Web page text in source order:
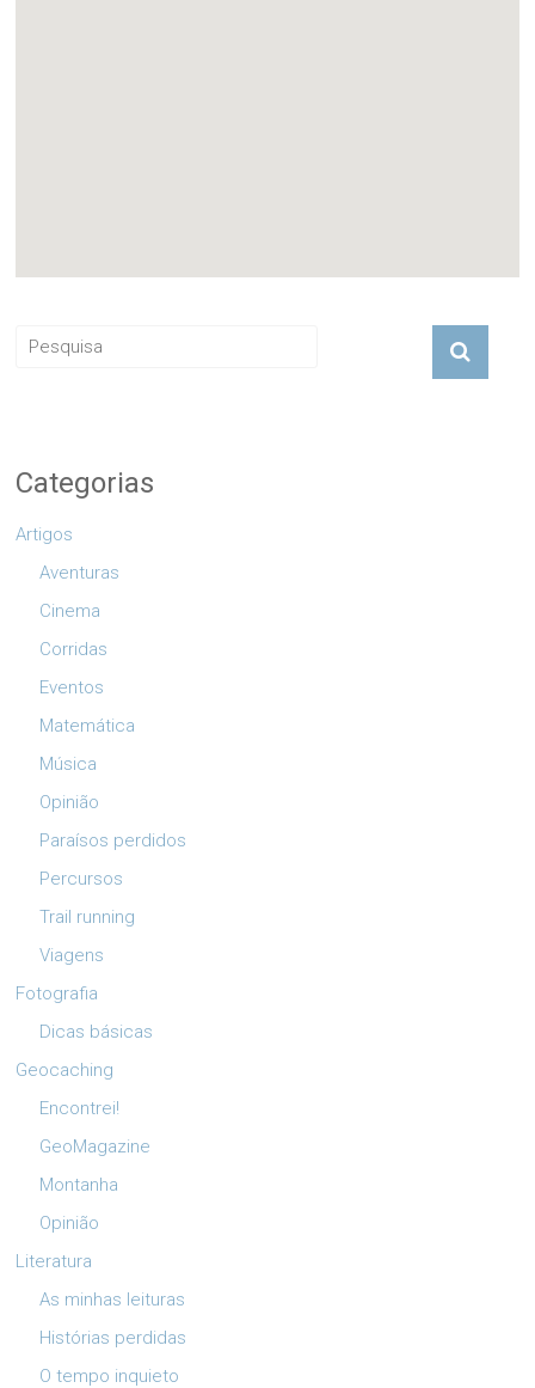
Categorias
Artigos
Aventuras
Cinema
Corridas
Eventos
Matemática
Música
Opinião
Paraísos perdidos
Percursos
Trail running
Viagens
Fotografia
Dicas básicas
Geocaching
Encontrei!
GeoMagazine
Montanha
Opinião
Literatura
As minhas leituras
Histórias perdidas
O tempo inquieto